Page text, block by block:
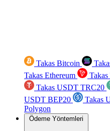
Takas Bitcoin
Takas Ethereum
Takas USDT TRC20
USDT BEP20
Takas
Polygon
Ödeme Yöntemleri